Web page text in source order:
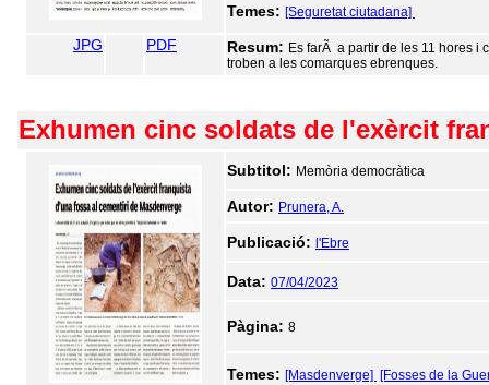
Temes: [Seguretat ciutadana]
JPG PDF Resum: Es farÃ a partir de les 11 hores i
troben a les comarques ebrenques.
Exhumen cinc soldats de l'exèrcit
Subtitol: Memòria democràtica
Autor: Prunera, A.
Publicació: l'Ebre
Data: 07/04/2023
Pàgina: 8
Temes: [Masdenverge] [Fosses de la